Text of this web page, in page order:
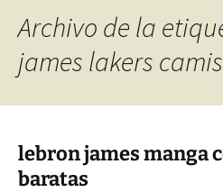
Archivo de la
james lakers
lebron james manga
baratas